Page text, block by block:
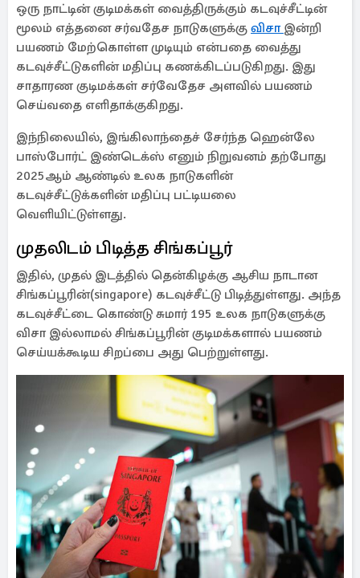
ஒரு நாட்டின் குடிமக்கள் வைத்திருக்கும் கடவுச்சீட்டின்
மூலம் எத்தனை சர்வதேச நாடுகளுக்கு விசா இன்றி
பயணம் மேற்கொள்ள முடியும் என்பதை வைத்து
கடவுச்சீட்டுகளின் மதிப்பு கணக்கிடப்படுகிறது. இது
சாதாரண குடிமக்கள் சர்வேதேச அளவில் பயணம்
செய்வதை எளிதாக்குகிறது.
இந்நிலையில், இங்கிலாந்தைச் சேர்ந்த ஹென்லே
பாஸ்போர்ட் இண்டெக்ஸ் எனும் நிறுவனம் தற்போது
2025ஆம் ஆண்டில் உலக நாடுகளின்
கடவுச்சீட்டுக்களின் மதிப்பு பட்டியலை
வெளியிட்டுள்ளது.
முதலிடம் பிடித்த சிங்கப்பூர்
இதில், முதல் இடத்தில் தென்கிழக்கு ஆசிய நாடான
சிங்கப்பூரின்(singapore) கடவுச்சீட்டு பிடித்துள்ளது. அந்த
கடவுச்சீட்டை கொண்டு சுமார் 195 உலக நாடுகளுக்கு
விசா இல்லாமல் சிங்கப்பூரின் குடிமக்களால் பயணம்
செய்யக்கூடிய சிறப்பை அது பெற்றுள்ளது.